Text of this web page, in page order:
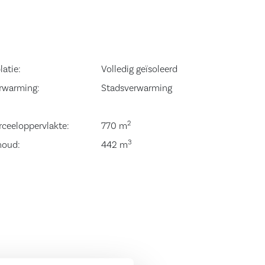
Volledig geïsoleerd
Stadsverwarming
770 m2
442 m3